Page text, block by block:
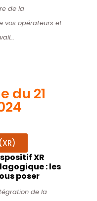
de la
vos opérateurs et
du 21
XR
: les
poser
de la